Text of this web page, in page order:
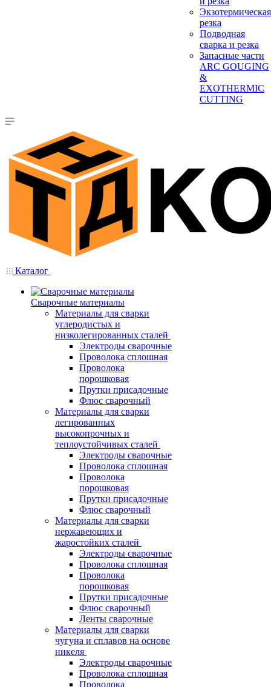
Экзотермическая
резка
Подводная
сварка и резка
Запасные части
ARC GOUGING
&
EXOTHERMIC
CUTTING
Каталог
Сварочные материалы
Материалы для сварки
углеродистых и
низколегированных сталей
Электроды сварочные
Проволока сплошная
Проволока
порошковая
Прутки присадочные
Флюс сварочный
Материалы для сварки
легированных
высокопрочных и
теплоустойчивых сталей
Электроды сварочные
Проволока сплошная
Проволока
порошковая
Прутки присадочные
Флюс сварочный
Материалы для сварки
нержавеющих и
жаростойких сталей
Электроды сварочные
Проволока сплошная
Проволока
порошковая
Прутки присадочные
Флюс сварочный
Ленты сварочные
Материалы для сварки
чугуна и сплавов на основе
никеля
Электроды сварочные
Проволока сплошная
Проволока